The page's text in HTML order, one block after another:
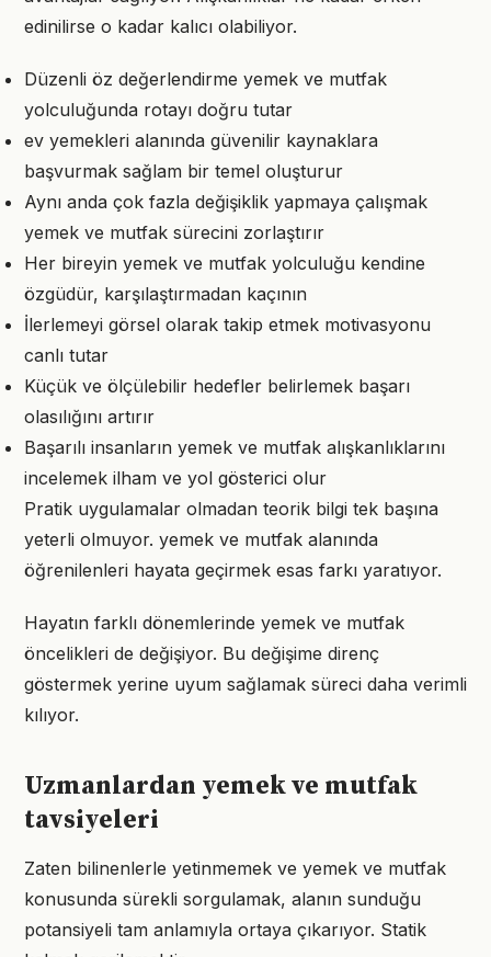
edinilirse o kadar kalıcı olabiliyor.
Düzenli öz değerlendirme yemek ve mutfak
yolculuğunda rotayı doğru tutar
ev yemekleri alanında güvenilir kaynaklara
başvurmak sağlam bir temel oluşturur
Aynı anda çok fazla değişiklik yapmaya çalışmak
yemek ve mutfak sürecini zorlaştırır
Her bireyin yemek ve mutfak yolculuğu kendine
özgüdür, karşılaştırmadan kaçının
İlerlemeyi görsel olarak takip etmek motivasyonu
canlı tutar
Küçük ve ölçülebilir hedefler belirlemek başarı
olasılığını artırır
Başarılı insanların yemek ve mutfak alışkanlıklarını
incelemek ilham ve yol gösterici olur
Pratik uygulamalar olmadan teorik bilgi tek başına
yeterli olmuyor. yemek ve mutfak alanında
öğrenilenleri hayata geçirmek esas farkı yaratıyor.
Hayatın farklı dönemlerinde yemek ve mutfak
öncelikleri de değişiyor. Bu değişime direnç
göstermek yerine uyum sağlamak süreci daha verimli
kılıyor.
Uzmanlardan yemek ve mutfak
tavsiyeleri
Zaten bilinenlerle yetinmemek ve yemek ve mutfak
konusunda sürekli sorgulamak, alanın sunduğu
potansiyeli tam anlamıyla ortaya çıkarıyor. Statik